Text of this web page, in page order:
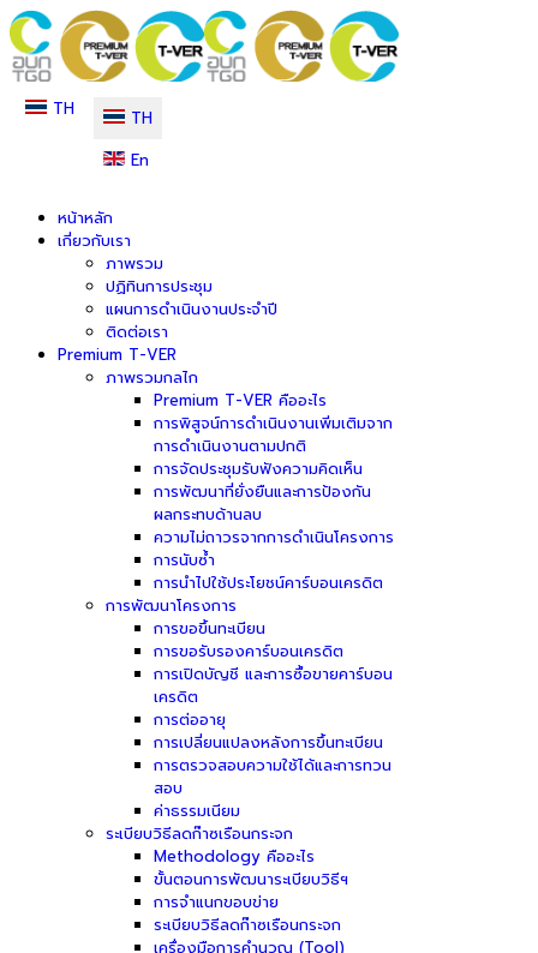
TH
TH
En
หน้าหลัก
เกี่ยวกับเรา
ภาพรวม
ปฏิทินการประชุม
แผนการดำเนินงานประจำปี
ติดต่อเรา
Premium T-VER
ภาพรวมกลไก
Premium T-VER คืออะไร
การพิสูจน์การดำเนินงานเพิ่มเติมจาก
การดำเนินงานตามปกติ
การจัดประชุมรับฟังความคิดเห็น
การพัฒนาที่ยั่งยืนและการป้องกัน
ผลกระทบด้านลบ
ความไม่ถาวรจากการดำเนินโครงการ
การนับซ้ำ
การนำไปใช้ประโยชน์คาร์บอนเครดิต
การพัฒนาโครงการ
การขอขึ้นทะเบียน
การขอรับรองคาร์บอนเครดิต
การเปิดบัญชี และการซื้อขายคาร์บอน
เครดิต
การต่ออายุ
การเปลี่ยนแปลงหลังการขึ้นทะเบียน
การตรวจสอบความใช้ได้และการทวน
สอบ
ค่าธรรมเนียม
ระเบียบวิธีลดก๊าซเรือนกระจก
Methodology คืออะไร
ขั้นตอนการพัฒนาระเบียบวิธีฯ
การจำแนกขอบข่าย
ระเบียบวิธีลดก๊าซเรือนกระจก
เครื่องมือการคำนวณ (Tool)